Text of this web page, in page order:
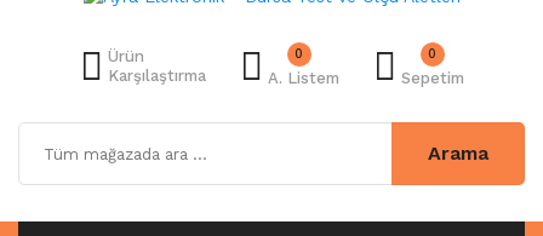
Ürün
Karşılaştırma
A. Listem
0 0
Sepetim
Arama